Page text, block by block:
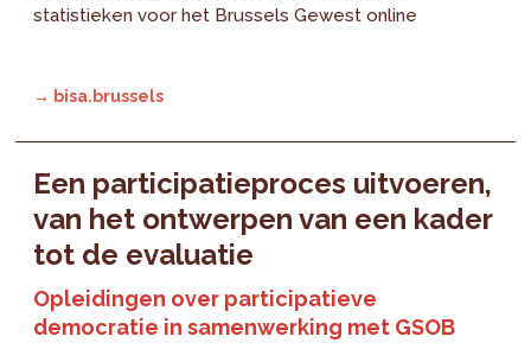
statistieken voor het Brussels Gewest online
→ bisa.brussels
Een participatieproces uitvoeren,
van het ontwerpen van een kader
tot de evaluatie
Opleidingen over participatieve
democratie in samenwerking met GSOB